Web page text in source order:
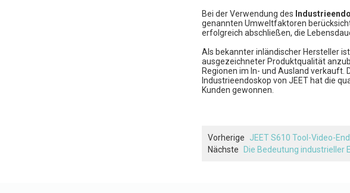
Bei der Verwendung des
genannten Umweltfaktoren
erfolgreich abschließen, die
Als bekannter inländischer Hersteller
ausgezeichneter Produktqualität
Regionen im In- und Ausland verkauft.
Industrieendoskop von JEET hat die
Kunden gewonnen.
Vorherige
JEET S610 Tool-Video-
Nächste Die Bedeutung industrieller